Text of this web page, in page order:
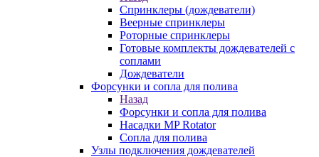
Спринклеры (дождеватели)
Веерные спринклеры
Роторные спринклеры
Готовые комплекты дождевателей с
соплами
Дождеватели
Форсунки и сопла для полива
Назад
Форсунки и сопла для полива
Насадки MP Rotator
Сопла для полива
Узлы подключения дождевателей